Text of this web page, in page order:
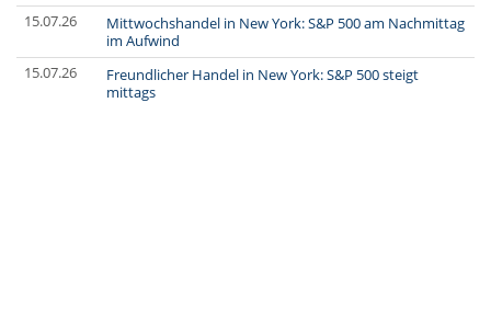
15.07.26
Mittwochshandel in New York: S&P 500 am Nachmittag
im Aufwind
15.07.26
Freundlicher Handel in New York: S&P 500 steigt
mittags